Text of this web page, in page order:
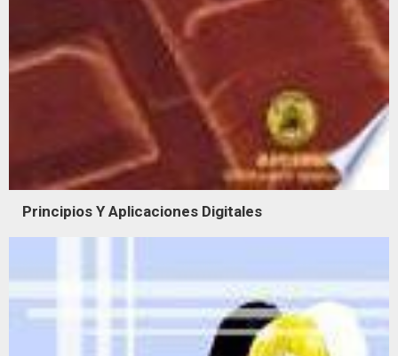
Principios Y Aplicaciones Digitales